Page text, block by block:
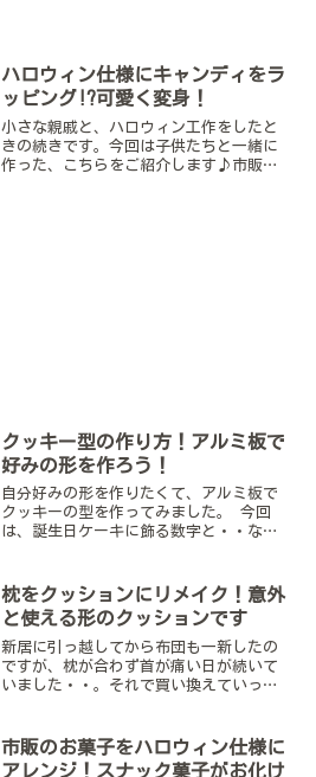
た。サイズの合わないお気...
ハロウィン仕様にキャンディをラ
ッピング!?可愛く変身！
小さな親戚と、ハロウィン工作をしたと
きの続きです。今回は子供たちと一緒に
作った、こちらをご紹介します♪市販さ
クッキー型の作り方！アルミ板で
好みの形を作ろう！
自分好みの形を作りたくて、アルミ板で
クッキーの型を作ってみました。 今回
は、誕生日ケーキに飾る数字と・・なん
めば意外と簡単に作れてしまいます♪材
料費も安いので、たくさん...
枕をクッションにリメイク！意外
と使える形のクッションです
新居に引っ越してから布団も一新したの
ですが、枕が合わず首が痛い日が続いて
いました・・。それで買い換えていった
とで、クッションにリメイクしてみまし
た(^^)細長い...
市販のお菓子をハロウィン仕様に
アレンジ！スナック菓子がお化け